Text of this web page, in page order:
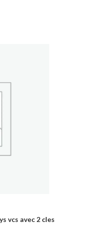
vcs avec 2 cles